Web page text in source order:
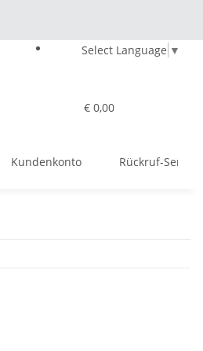
Select Language ▼
€ 0,00
Kundenkonto Rückruf-Service